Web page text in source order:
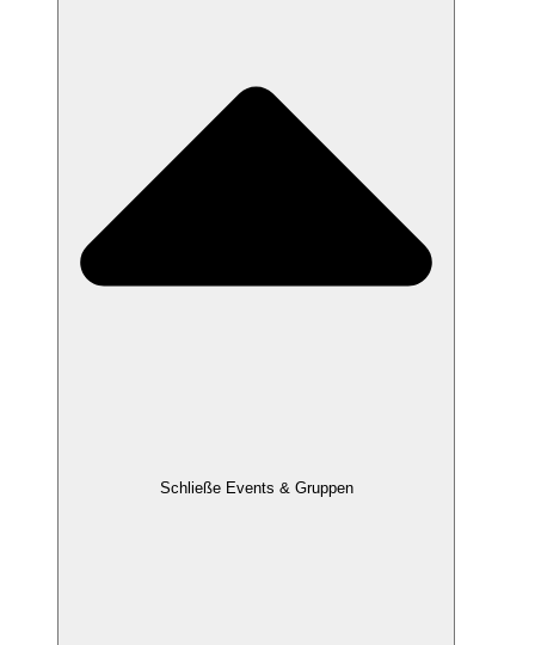
Schließe Events & Gruppen